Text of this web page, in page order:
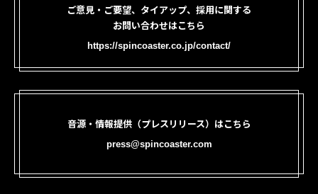
ご意見・ご要望、タイアップ、採用に関する
お問い合わせはこちら
https://spincoaster.co.jp/contact/
音源・情報提供（プレスリリース）はこちら
press@spincoaster.com